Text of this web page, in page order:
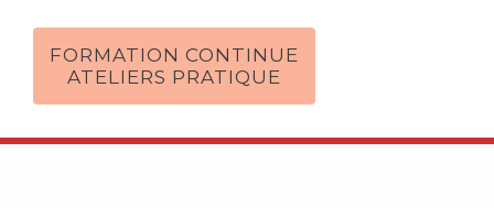
FORMATION CONTINUE
ATELIERS PRATIQUE